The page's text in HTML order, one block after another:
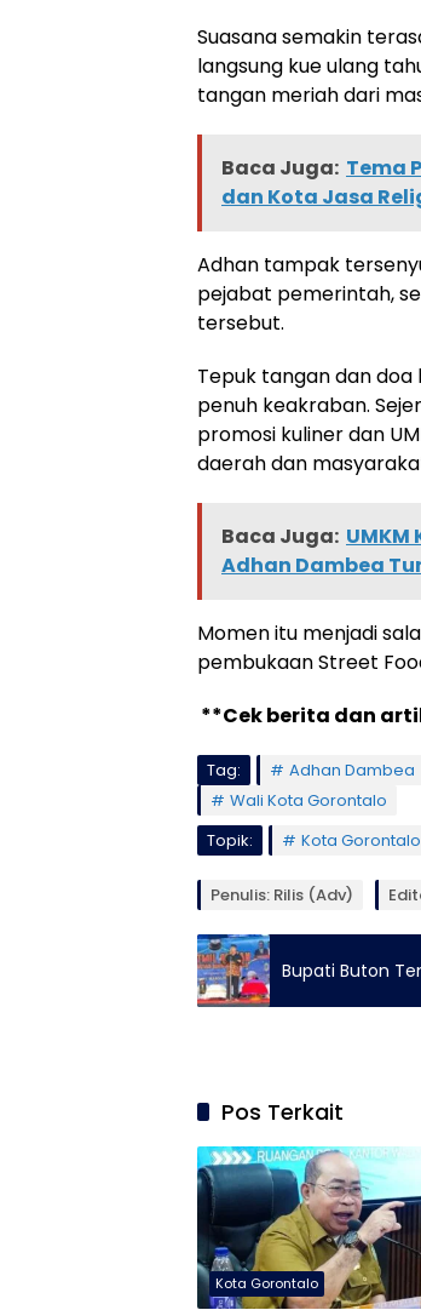
Suasana semakin
langsung kue ulang
tangan meriah dari
Baca Juga: Tema
dan Kota Jasa
Adhan tampak
pejabat pemerintah,
tersebut.
Tepuk tangan dan
penuh keakraban.
promosi kuliner dan
daerah dan
Baca Juga:
Adhan Dambea
Momen itu menjadi
pembukaan Street
**Cek berita dan
Tag: Adhan Dambea
Wali Kota Gorontalo
Topik:
Kota Gorontalo
Penulis: Rilis (Adv)
Bupati Buton
Pos Terkait
Kota Gorontalo